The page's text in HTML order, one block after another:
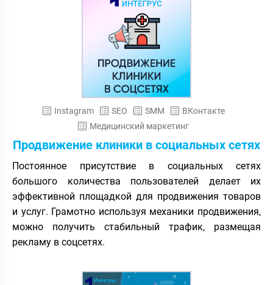
Instagram SEO SMM
ВКонтакте
Медицинский маркетинг
Продвижение клиники в социальных сетях
Постоянное присутствие в социальных сетях
большого количества пользователей делает их
эффективной площадкой для продвижения товаров
и услуг. Грамотно используя механики продвижения,
можно получить стабильный трафик, размещая
рекламу в соцсетях.